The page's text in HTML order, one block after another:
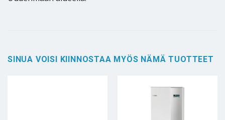
SINUA VOISI KIINNOSTAA MYÖS NÄMÄ TUOTTEET